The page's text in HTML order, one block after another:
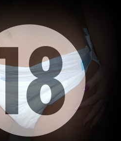
est
Nom d'utilisateur
Mot de passe